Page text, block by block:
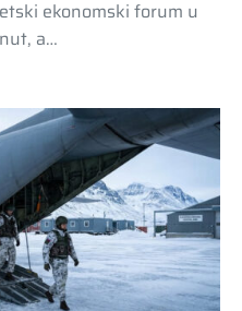
ekonomski forum u
a…